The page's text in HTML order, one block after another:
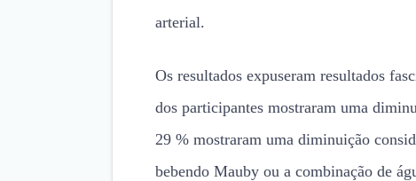
arterial.
Os resultados expuseram resultados
dos participantes mostraram uma
29 % mostraram uma diminuição
bebendo Mauby ou a combinação de